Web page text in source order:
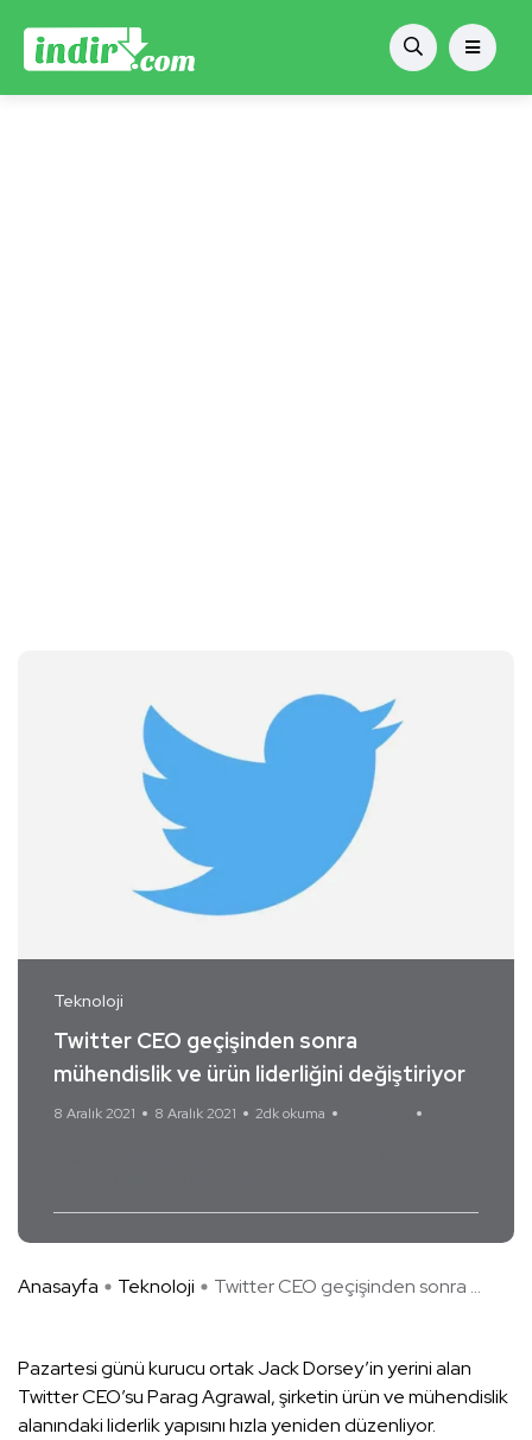
Teknoloji
Twitter CEO geçişinden sonra
mühendislik ve ürün liderliğini değiştiriyor
8 Aralık 2021 8 Aralık 2021 2dk okuma
Anasayfa Teknoloji Twitter CEO geçişinden sonra ...
Pazartesi günü kurucu ortak Jack Dorsey’in yerini alan
Twitter CEO’su Parag Agrawal, şirketin ürün ve mühendislik
alanındaki liderlik yapısını hızla yeniden düzenliyor.